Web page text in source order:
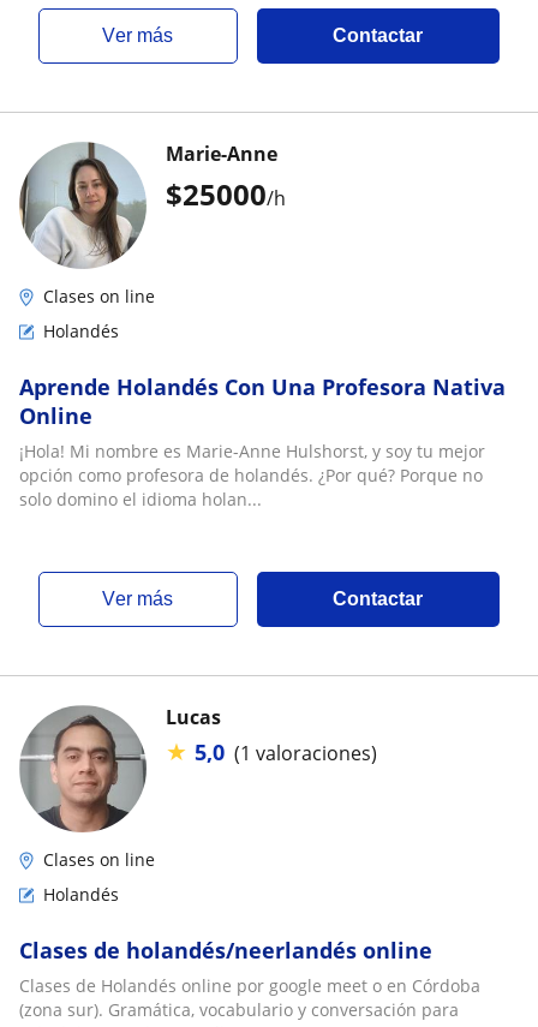
ver más Contactar
$25000/h
Marie-Anne
Clases on line
Holandés
Aprende Holandés Con Una Profesora Nativa
Online
¡Hola! Mi nombre es Marie-Anne Hulshorst, y soy tu mejor
opción como profesora de holandés. ¿Por qué? Porque no
solo domino el idioma holan...
ver más Contactar
Lucas
★ 5,0 (1 valoraciones)
Clases on line
Holandés
Clases de holandés/neerlandés online
Clases de Holandés online por google meet o en Córdoba
(zona sur). Gramática, vocabulario y conversación para